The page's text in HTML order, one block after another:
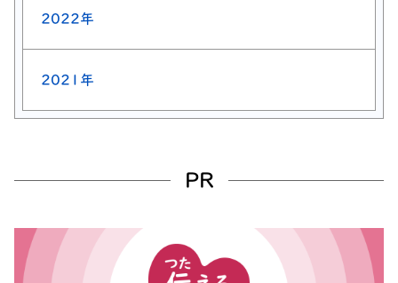
2022年
2021年
PR